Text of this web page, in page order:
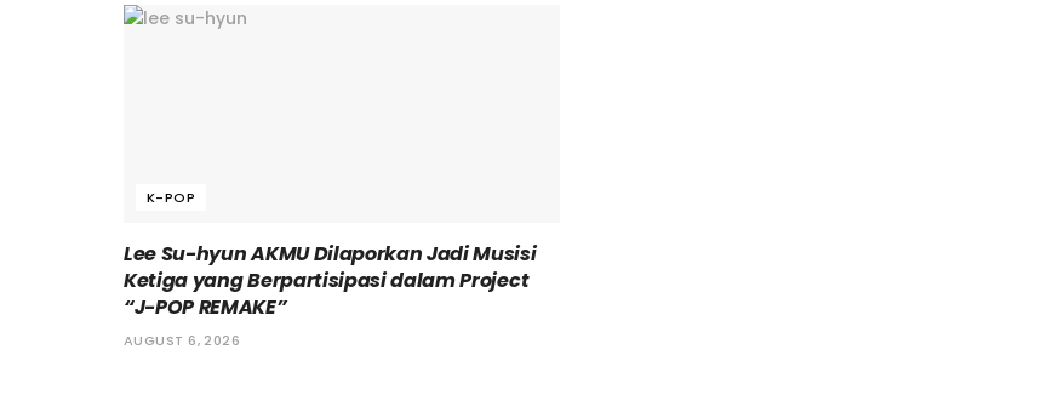
K-POP
Lee Su-hyun AKMU Dilaporkan Jadi Musisi
Ketiga yang Berpartisipasi dalam Project
“J-POP REMAKE”
AUGUST 6, 2026